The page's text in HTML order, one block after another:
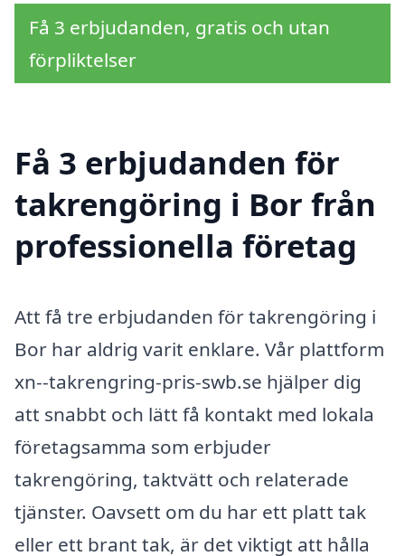
Få 3 erbjudanden, gratis och utan
förpliktelser
Få 3 erbjudanden för
takrengöring i Bor från
professionella företag
Att få tre erbjudanden för takrengöring i
Bor har aldrig varit enklare. Vår plattform
xn--takrengring-pris-swb.se hjälper dig
att snabbt och lätt få kontakt med lokala
företagsamma som erbjuder
takrengöring, taktvätt och relaterade
tjänster. Oavsett om du har ett platt tak
eller ett brant tak, är det viktigt att hålla